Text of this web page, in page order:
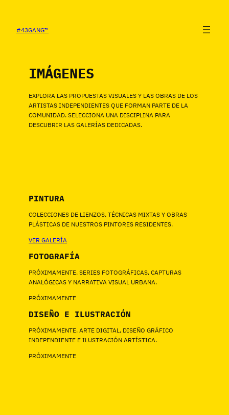
CONTENIDO
#43GANG™
IMÁGENES
EXPLORA LAS PROPUESTAS VISUALES Y LAS OBRAS DE LOS
ARTISTAS INDEPENDIENTES QUE FORMAN PARTE DE LA
COMUNIDAD. SELECCIONA UNA DISCIPLINA PARA
DESCUBRIR LAS GALERÍAS DEDICADAS.
PINTURA
COLECCIONES DE LIENZOS, TÉCNICAS MIXTAS Y OBRAS
PLÁSTICAS DE NUESTROS PINTORES RESIDENTES.
VER GALERÍA
FOTOGRAFÍA
PRÓXIMAMENTE. SERIES FOTOGRÁFICAS, CAPTURAS
ANALÓGICAS Y NARRATIVA VISUAL URBANA.
PRÓXIMAMENTE
DISEÑO E ILUSTRACIÓN
PRÓXIMAMENTE. ARTE DIGITAL, DISEÑO GRÁFICO
INDEPENDIENTE E ILUSTRACIÓN ARTÍSTICA.
PRÓXIMAMENTE